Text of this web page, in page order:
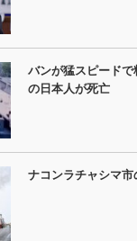
バンが猛スピード
の日本人が死亡
ナコンラチャシマ